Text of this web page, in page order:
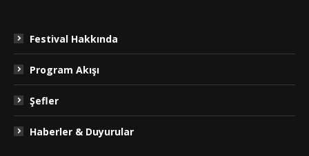
Festival Hakkında
Program Akışı
Şefler
Haberler & Duyurular